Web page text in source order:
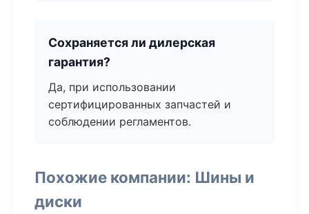
Сохраняется ли дилерская
гарантия?
Да, при использовании
сертифицированных запчастей и
соблюдении регламентов.
Похожие компании: Шины и
диски